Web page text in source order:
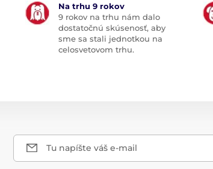
Na trhu 9 rokov
9 rokov na trhu nám dalo
dostatočnú skúsenosť, aby
sme sa stali jednotkou na
celosvetovom trhu.
Tu napíšte váš e-mail